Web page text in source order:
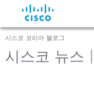
시스코 코리아 블로그
시스코 뉴스